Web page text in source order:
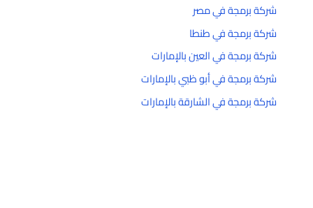
شركة برمجة في مصر
شركة برمجة في طنطا
شركة برمجة في العين بالإمارات
شركة برمجة في أبو ظبي بالإمارات
شركة برمجة في الشارقة بالإمارات